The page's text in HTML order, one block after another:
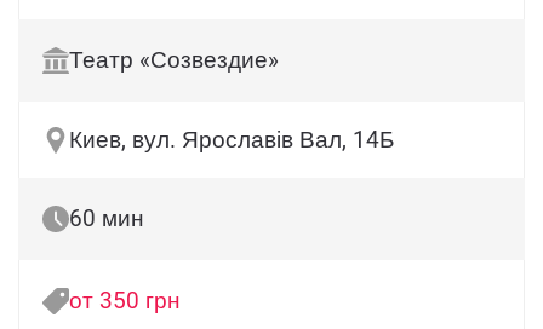
Театр «Созвездие»
Киев, вул. Ярославів Вал, 14Б
60 мин
от 350 грн